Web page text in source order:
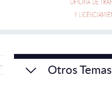
Otros Temas